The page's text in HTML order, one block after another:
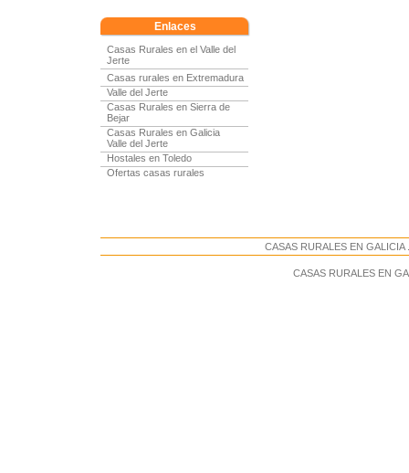
Enlaces
Casas Rurales en el Valle del
Jerte
Casas rurales en Extremadura
Valle del Jerte
Casas Rurales en Sierra de
Bejar
Casas Rurales en Galicia
Valle del Jerte
Hostales en Toledo
Ofertas casas rurales
CASAS RURALES EN
CASAS RURALES EN